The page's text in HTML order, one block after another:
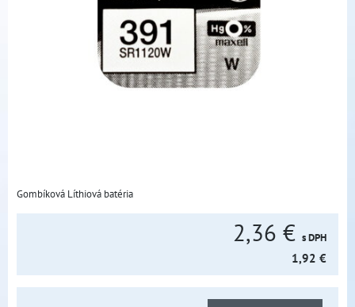
Gombíková Líthiová batéria
2,36 € s DPH
1,92 €